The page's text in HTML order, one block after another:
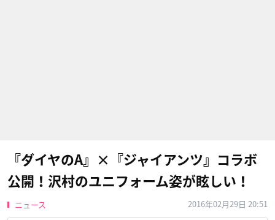
『ダイヤのA』×『ジャイアンツ』コラボ
公開！沢村のユニフォーム姿が眩しい！
ニュース 2016年02月29日 20:51